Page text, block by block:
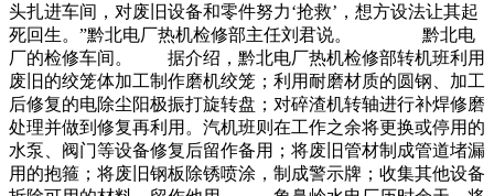
头扎进车间，对废旧设备和零件努力‘抢救’，想方设法让其起
死回生。”黔北电厂热机检修部主任刘君说。 黔北电
厂的检修车间。 据介绍，黔北电厂热机检修部转机班利用
废旧的绞笼体加工制作磨机绞笼；利用耐磨材质的圆钢、加工
后修复的电除尘阳极振打旋转盘；对碎渣机转轴进行补焊修磨
处理并做到修复再利用。汽机班则在工作之余将更换或停用的
水泵、阀门等设备修复后留作备用；将废旧管材制成管道堵漏
用的抱箍；将废旧钢板除锈喷涂，制成警示牌；收集其他设备